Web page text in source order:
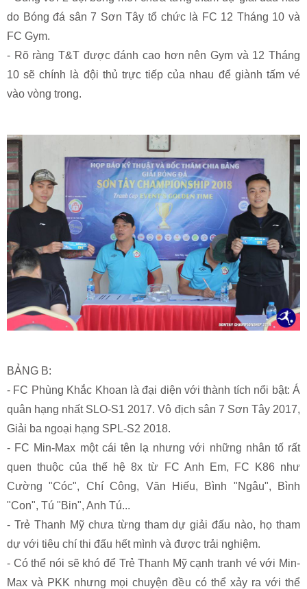
do Bóng đá sân 7 Sơn Tây tổ chức là FC 12 Tháng 10 và
FC Gym.
- Rõ ràng T&T được đánh cao hơn nên Gym và 12 Tháng
10 sẽ chính là đội thủ trực tiếp của nhau để giành tấm vé
vào vòng trong.
BẢNG B:
- FC Phùng Khắc Khoan là đại diện với thành tích nổi bật: Á
quân hạng nhất SLO-S1 2017. Vô địch sân 7 Sơn Tây 2017,
Giải ba ngoại hạng SPL-S2 2018.
- FC Min-Max một cái tên lạ nhưng với những nhân tố rất
quen thuộc của thế hệ 8x từ FC Anh Em, FC K86 như
Cường "Cóc", Chí Công, Văn Hiếu, Bình "Ngâu", Bình
"Con", Tú "Bin", Anh Tú...
- Trẻ Thanh Mỹ chưa từng tham dự giải đấu nào, họ tham
dự với tiêu chí thi đấu hết mình và được trải nghiệm.
- Có thể nói sẽ khó để Trẻ Thanh Mỹ cạnh tranh vé với Min-
Max và PKK nhưng mọi chuyện đều có thể xảy ra với thể